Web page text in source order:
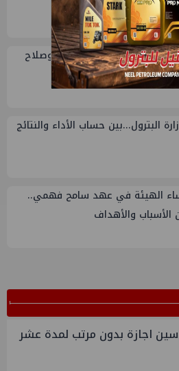
7 أغسطس 2026
بترول الصعيد ومحمد فؤاد وصلاح
البترول...بين حساب الأداء والنتائج
الهيئة في عهد سامح فهمي..
الأسباب والأهداف
اجازة بدون مرتب لمدة عشر